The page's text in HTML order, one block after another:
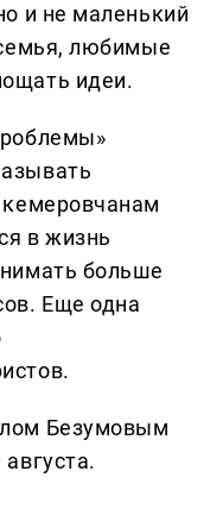
и не маленький
любимые
идеи.
в жизнь
больше
Еще одна
Безумовым